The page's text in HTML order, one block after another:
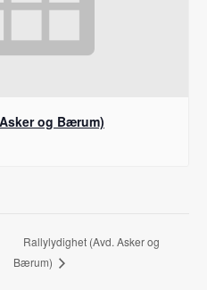
og Bærum)
Rallylydighet (Avd. Asker og
Bærum)